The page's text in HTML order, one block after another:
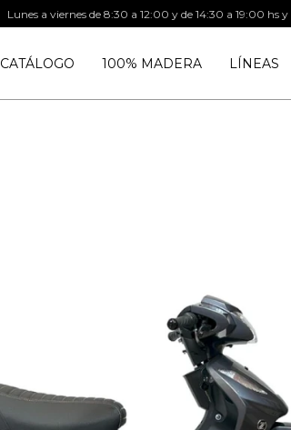
CATÁLOGO 100% MADERA LÍNEAS
Lunes a viernes de 8:30 a 12:00 y de 14:30 a 19:00 hs